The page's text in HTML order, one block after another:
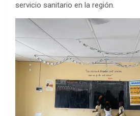
servicio sanitario en la región.